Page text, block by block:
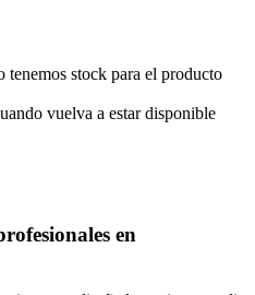
tenemos stock para el producto
vuelva a estar disponible
en